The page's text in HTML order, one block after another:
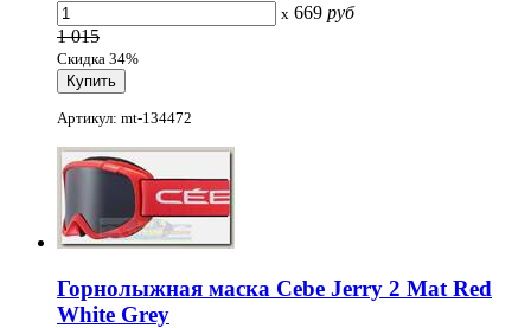
x 669 руб
1 015
Скидка 34%
Артикул: mt-134472
Горнолыжная маска Cebe Jerry 2 Mat Red
White Grey